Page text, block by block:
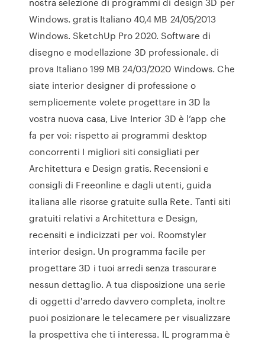
Windows. gratis Italiano 40,4 MB 24/05/2013
Windows. SketchUp Pro 2020. Software di
disegno e modellazione 3D professionale. di
prova Italiano 199 MB 24/03/2020 Windows. Che
siate interior designer di professione o
semplicemente volete progettare in 3D la
vostra nuova casa, Live Interior 3D è l’app che
fa per voi: rispetto ai programmi desktop
concorrenti I migliori siti consigliati per
Architettura e Design gratis. Recensioni e
consigli di Freeonline e dagli utenti, guida
italiana alle risorse gratuite sulla Rete. Tanti siti
gratuiti relativi a Architettura e Design,
recensiti e indicizzati per voi. Roomstyler
interior design. Un programma facile per
progettare 3D i tuoi arredi senza trascurare
nessun dettaglio. A tua disposizione una serie
di oggetti d'arredo davvero completa, inoltre
puoi posizionare le telecamere per visualizzare
la prospettiva che ti interessa. IL programma è